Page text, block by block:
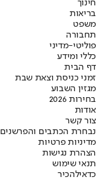
חינוך
בריאות
משפט
תחבורה
פוליטי-מדיני
כללי ומידע
דף הבית
זמני כניסת וצאת שבת
מגזין השבוע
בחירות 2026
אודות
צור קשר
נבחרת הכתבים והפרשנים
מדיניות פרטיות
הצהרת נגישות
תנאי שימוש
כדאילהכיר